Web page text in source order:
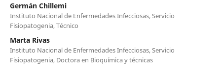
Germán Chillemi
Instituto Nacional de Enfermedades Infecciosas, Servicio
Fisiopatogenia, Técnico
Marta Rivas
Instituto Nacional de Enfermedades Infecciosas, Servicio
Fisiopatogenia, Doctora en Bioquímica y técnicas